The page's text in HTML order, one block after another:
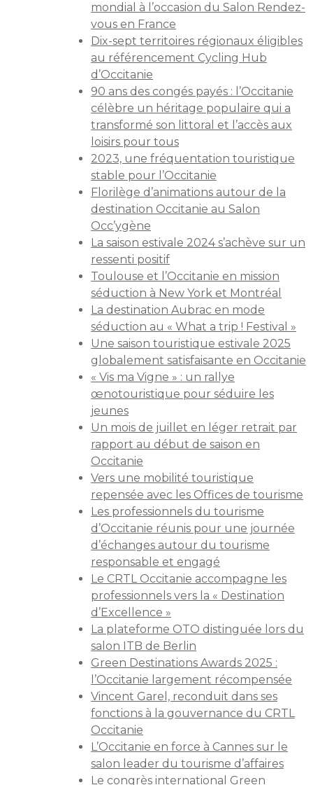
mondial à l’occasion du Salon Rendez-
vous en France
Dix-sept territoires régionaux éligibles
au référencement Cycling Hub
d’Occitanie
90 ans des congés payés : l’Occitanie
célèbre un héritage populaire qui a
transformé son littoral et l’accès aux
loisirs pour tous
2023, une fréquentation touristique
stable pour l’Occitanie
Florilège d’animations autour de la
destination Occitanie au Salon
Occ’ygène
La saison estivale 2024 s’achève sur un
ressenti positif
Toulouse et l’Occitanie en mission
séduction à New York et Montréal
La destination Aubrac en mode
séduction au « What a trip ! Festival »
Une saison touristique estivale 2025
globalement satisfaisante en Occitanie
« Vis ma Vigne » : un rallye
œnotouristique pour séduire les
jeunes
Un mois de juillet en léger retrait par
rapport au début de saison en
Occitanie
Vers une mobilité touristique
repensée avec les Offices de tourisme
Les professionnels du tourisme
d’Occitanie réunis pour une journée
d’échanges autour du tourisme
responsable et engagé
Le CRTL Occitanie accompagne les
professionnels vers la « Destination
d’Excellence »
La plateforme OTO distinguée lors du
salon ITB de Berlin
Green Destinations Awards 2025 :
l’Occitanie largement récompensée
Vincent Garel, reconduit dans ses
fonctions à la gouvernance du CRTL
Occitanie
L’Occitanie en force à Cannes sur le
salon leader du tourisme d’affaires
Le congrès international Green